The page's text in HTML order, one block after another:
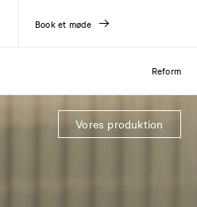
Reform
Book et møde
Vores produktion